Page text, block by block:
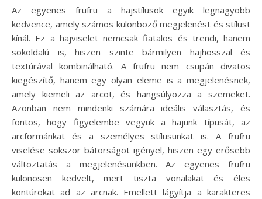
Az egyenes frufru a hajstílusok egyik legnagyobb
kedvence, amely számos különböző megjelenést és stílust
kínál. Ez a hajviselet nemcsak fiatalos és trendi, hanem
sokoldalú is, hiszen szinte bármilyen hajhosszal és
textúrával kombinálható. A frufru nem csupán divatos
kiegészítő, hanem egy olyan eleme is a megjelenésnek,
amely kiemeli az arcot, és hangsúlyozza a szemeket.
Azonban nem mindenki számára ideális választás, és
fontos, hogy figyelembe vegyük a hajunk típusát, az
arcformánkat és a személyes stílusunkat is. A frufru
viselése sokszor bátorságot igényel, hiszen egy erősebb
változtatás a megjelenésünkben. Az egyenes frufru
különösen kedvelt, mert tiszta vonalakat és éles
kontúrokat ad az arcnak. Emellett lágyítja a karakteres